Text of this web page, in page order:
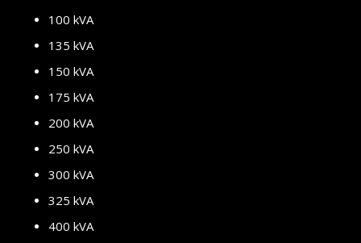
100 kVA
135 kVA
150 kVA
175 kVA
200 kVA
250 kVA
300 kVA
325 kVA
400 kVA